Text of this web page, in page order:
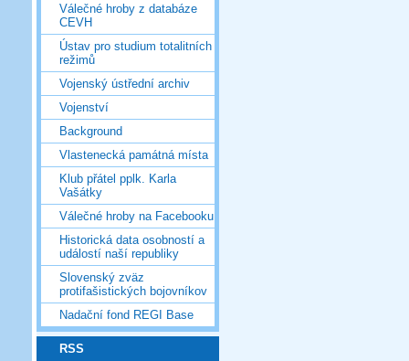
Válečné hroby z databáze
CEVH
Ústav pro studium totalitních
režimů
Vojenský ústřední archiv
Vojenství
Background
Vlastenecká památná místa
Klub přátel pplk. Karla
Vašátky
Válečné hroby na Facebooku
Historická data osobností a
událostí naší republiky
Slovenský zväz
protifašistických bojovníkov
Nadační fond REGI Base
RSS